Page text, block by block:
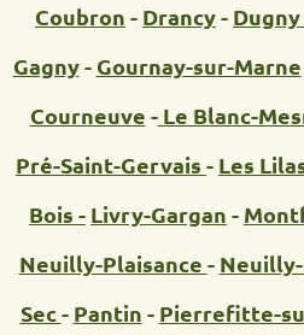
Coubron - Drancy- Dugny
Gagny- Gournay-sur-Marne
Courneuve -Le Blanc-
Pré-Saint-Gervais - Les
Bois - Livry-Gargan -
Neuilly-Plaisance -
Sec- Pantin - Pierrefitte-